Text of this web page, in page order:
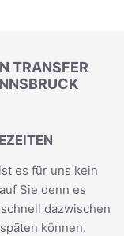
TRANSFER
es für uns kein
Sie denn es
dazwischen
können.